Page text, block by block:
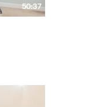
50:37